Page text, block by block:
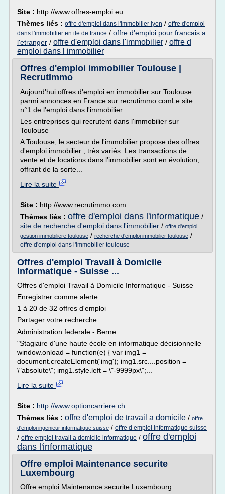
Site : http://www.offres-emploi.eu
Thèmes liés : offre d'emploi dans l'immobilier lyon / offre d'emploi
dans l'immobilier en ile de france / offre d'emploi pour francais a
l'etranger / offre d'emploi dans l'immobilier / offre d
emploi dans l immobilier
Offres d'emploi immobilier Toulouse |
RecrutImmo
Aujourd'hui offres d'emploi en immobilier sur Toulouse
parmi annonces en France sur recrutimmo.comLe site
n°1 de l'emploi dans l'immobilier.
Les entreprises qui recrutent dans l'immobilier sur
Toulouse
A Toulouse, le secteur de l'immobilier propose des offres
d'emploi immobilier , très variés. Les transactions de
vente et de locations dans l'immobilier sont en évolution,
offrant de la sorte...
Lire la suite
Site : http://www.recrutimmo.com
Thèmes liés : offre d'emploi dans l'informatique /
site de recherche d'emploi dans l'immobilier / offre d'emploi
gestion immobiliere toulouse / recherche d'emploi immobilier toulouse /
offre d'emploi dans l'immobilier toulouse
Offres d'emploi Travail à Domicile
Informatique - Suisse ...
Offres d'emploi Travail à Domicile Informatique - Suisse
Enregistrer comme alerte
1 à 20 de 32 offres d'emploi
Partager votre recherche
Administration federale - Berne
"Stagiaire d'une haute école en informatique décisionnelle
window.onload = function(e) { var img1 =
document.createElement('img'); img1.src....position =
\"absolute\"; img1.style.left = \"-9999px\";...
Lire la suite
Site : http://www.optioncarriere.ch
Thèmes liés : offre d'emploi de travail a domicile / offre
d'emploi ingenieur informatique suisse / offre d emploi informatique suisse
/ offre emploi travail a domicile informatique / offre d'emploi
dans l'informatique
Offre emploi Maintenance securite
Luxembourg
Offre emploi Maintenance securite Luxembourg